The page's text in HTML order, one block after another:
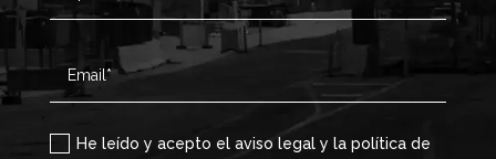
He leído y acepto el aviso legal y la política de